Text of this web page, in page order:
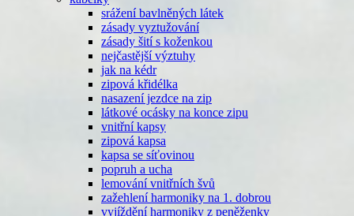
srážení bavlněných látek
zásady vyztužování
zásady šití s koženkou
nejčastější výztuhy
jak na kédr
zipová křidélka
nasazení jezdce na zip
látkové ocásky na konce zipu
vnitřní kapsy
zipová kapsa
kapsa se síťovinou
popruh a ucha
lemování vnitřních švů
zažehlení harmoniky na 1. dobrou
vyjíždění harmoniky z peněženky